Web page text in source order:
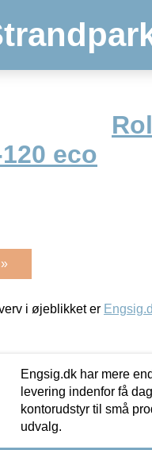
eco
i øjeblikket er
Engsig.dk har mere
levering indenfor få
kontorudstyr til små
udvalg.